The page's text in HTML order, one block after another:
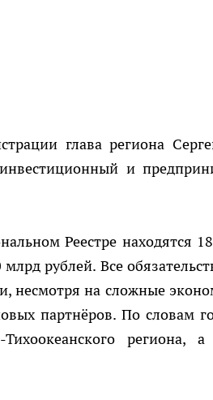
глава региона
и
Реестре находятся
рублей. Все
несмотря на сложные
партнёров. По словам
региона,